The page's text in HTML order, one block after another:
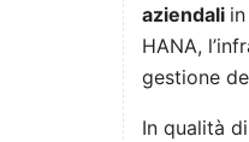
aziendali
HANA,
gestione
In qualità